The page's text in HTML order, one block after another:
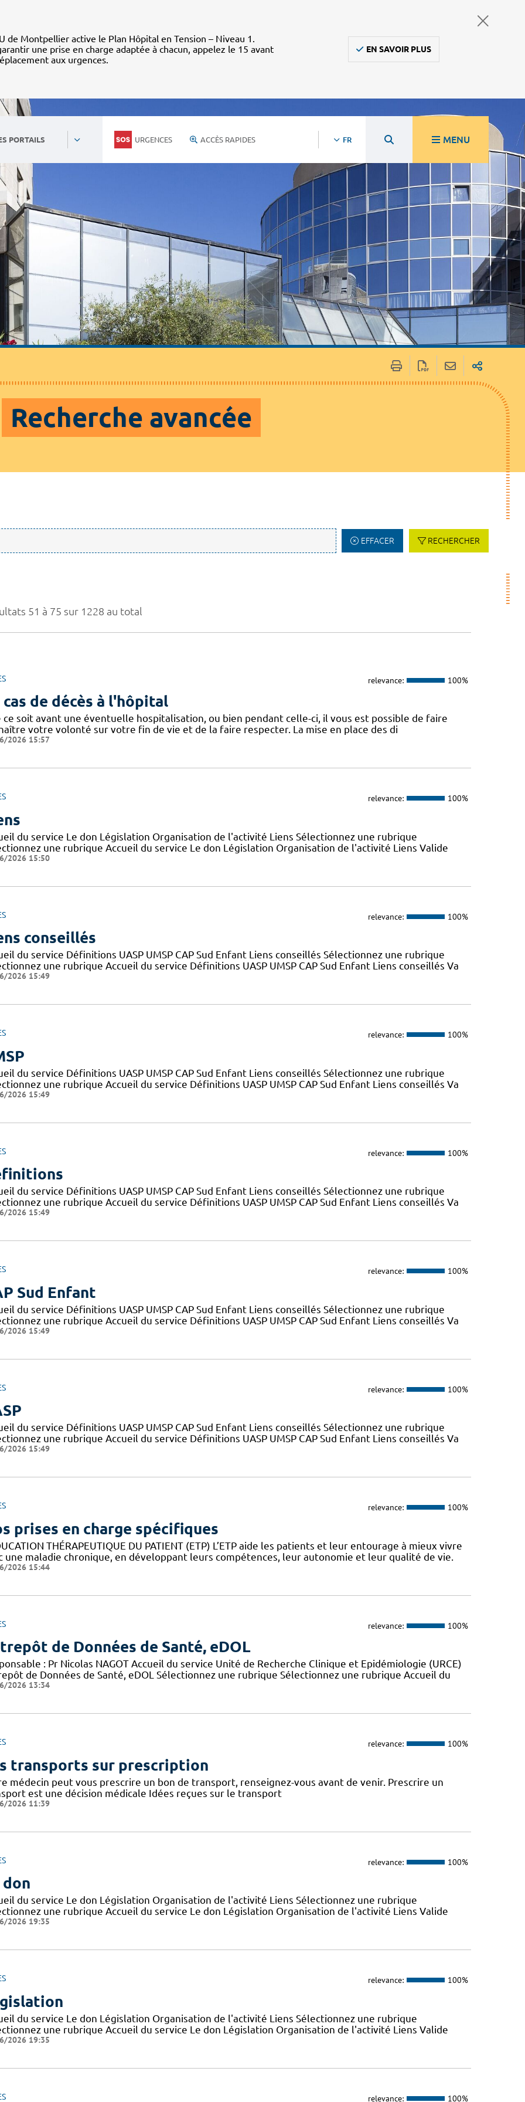
de Montpellier active le Plan Hôpital en Tension – Niveau 1.
une prise en charge adaptée à chacun, appelez le 15 avant
aux urgences.
EN SAVOIR PLUS
PORTAILS URGENCES ACCÈS RAPIDES FR MENU
Recherche avancée
EFFACER RECHERCHER
51 à 75 sur 1228 au total
relevance: 100%
cas de décès à l'hôpital
ce soit avant une éventuelle hospitalisation, ou bien pendant celle-ci, il vous est possible de faire
votre volonté sur votre fin de vie et de la faire respecter. La mise en place des di
2026 15:57
relevance: 100%
du service Le don Législation Organisation de l'activité Liens Sélectionnez une rubrique
une rubrique Accueil du service Le don Législation Organisation de l'activité Liens Valide
2026 15:50
relevance: 100%
conseillés
du service Définitions UASP UMSP CAP Sud Enfant Liens conseillés Sélectionnez une rubrique
une rubrique Accueil du service Définitions UASP UMSP CAP Sud Enfant Liens conseillés Va
2026 15:49
relevance: 100%
du service Définitions UASP UMSP CAP Sud Enfant Liens conseillés Sélectionnez une rubrique
une rubrique Accueil du service Définitions UASP UMSP CAP Sud Enfant Liens conseillés Va
2026 15:49
relevance: 100%
du service Définitions UASP UMSP CAP Sud Enfant Liens conseillés Sélectionnez une rubrique
une rubrique Accueil du service Définitions UASP UMSP CAP Sud Enfant Liens conseillés Va
2026 15:49
relevance: 100%
Sud Enfant
du service Définitions UASP UMSP CAP Sud Enfant Liens conseillés Sélectionnez une rubrique
une rubrique Accueil du service Définitions UASP UMSP CAP Sud Enfant Liens conseillés Va
2026 15:49
relevance: 100%
du service Définitions UASP UMSP CAP Sud Enfant Liens conseillés Sélectionnez une rubrique
une rubrique Accueil du service Définitions UASP UMSP CAP Sud Enfant Liens conseillés Va
2026 15:49
relevance: 100%
prises en charge spécifiques
THÉRAPEUTIQUE DU PATIENT (ETP) L’ETP aide les patients et leur entourage à mieux vivre
une maladie chronique, en développant leurs compétences, leur autonomie et leur qualité de vie.
2026 15:44
relevance: 100%
de Données de Santé, eDOL
: Pr Nicolas NAGOT Accueil du service Unité de Recherche Clinique et Epidémiologie (URCE)
de Données de Santé, eDOL Sélectionnez une rubrique Sélectionnez une rubrique Accueil du
2026 13:34
relevance: 100%
transports sur prescription
médecin peut vous prescrire un bon de transport, renseignez-vous avant de venir. Prescrire un
est une décision médicale Idées reçues sur le transport
2026 11:39
relevance: 100%
don
du service Le don Législation Organisation de l'activité Liens Sélectionnez une rubrique
une rubrique Accueil du service Le don Législation Organisation de l'activité Liens Valide
2026 19:35
relevance: 100%
du service Le don Législation Organisation de l'activité Liens Sélectionnez une rubrique
une rubrique Accueil du service Le don Législation Organisation de l'activité Liens Valide
2026 19:35
relevance: 100%